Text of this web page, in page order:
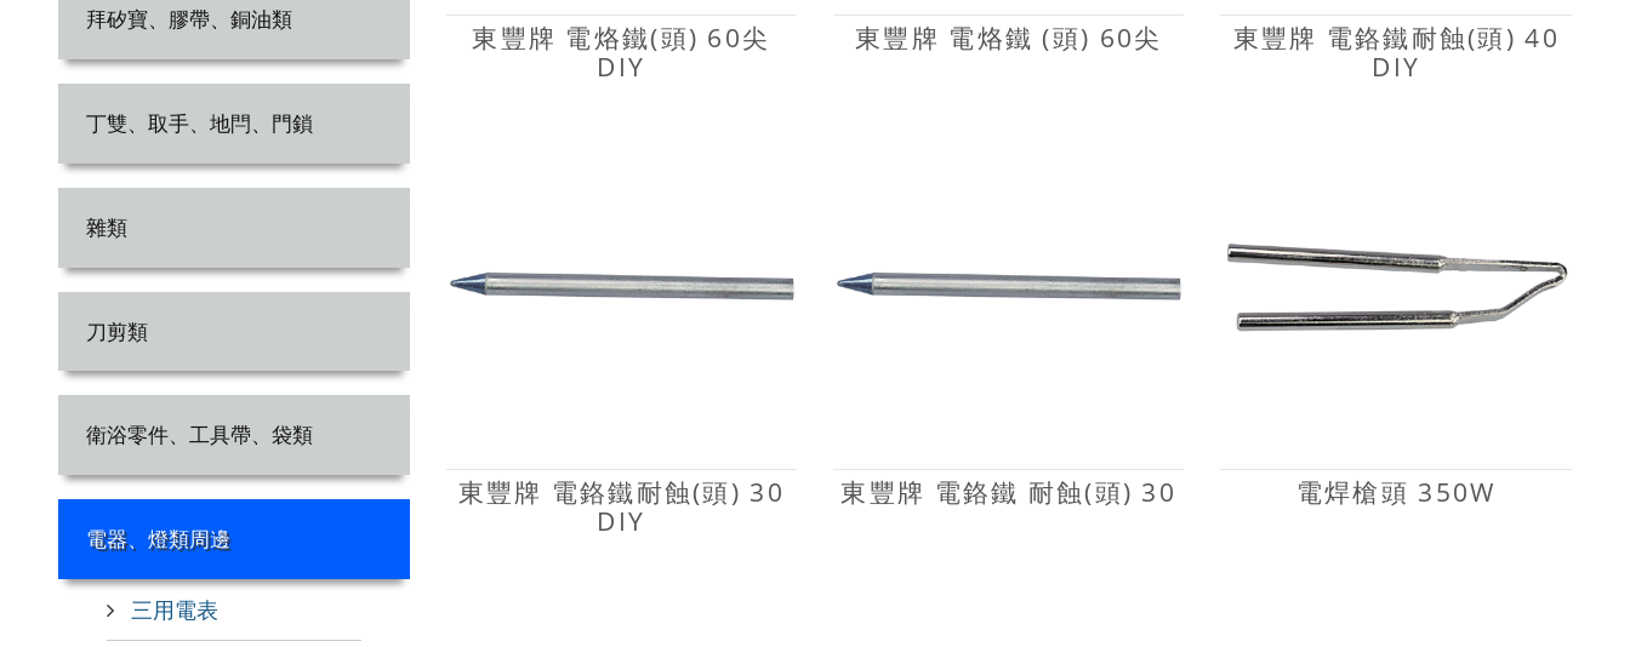
東豐牌 電烙鐵(頭) 60尖
DIY
東豐牌 電烙鐵 (頭) 60尖
東豐牌 電鉻鐵耐蝕(頭) 40
DIY
東豐牌 電鉻鐵耐蝕(頭) 30
DIY
東豐牌 電鉻鐵 耐蝕(頭) 30 電焊槍頭 350W
拜矽寶、膠帶、銅油類
丁雙、取手、地閂、門鎖
雜類
刀剪類
衛浴零件、工具帶、袋類
電器、燈類周邊
三用電表